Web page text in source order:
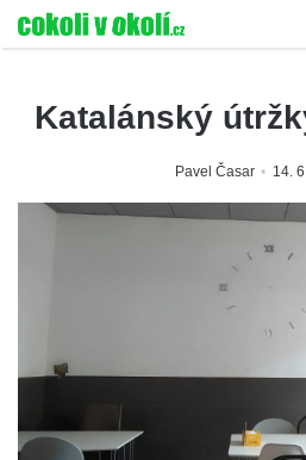
Katalánský
Pavel Časar 14.